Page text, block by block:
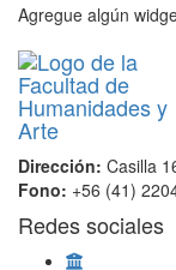
Agregue algún
Dirección: Casilla
Fono: +56 (41)
Redes sociales